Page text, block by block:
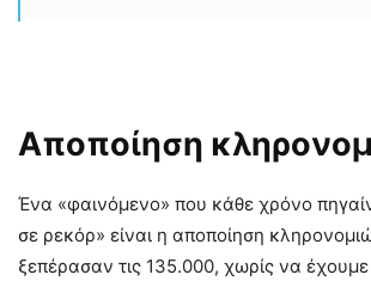
Αποποίηση
Ένα «φαινόμενο» που κάθε χρόνο
σε ρεκόρ» είναι η αποποίηση
ξεπέρασαν τις 135.000, χωρίς να έχουμε